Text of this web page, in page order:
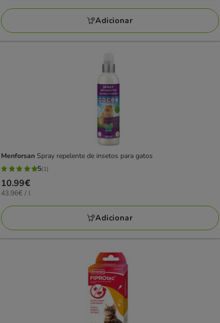
avaliações
25.99€
Adicionar
Menforsan Spray repelente de insetos para gatos
5
estrelas
com
1
avaliações
5(1)
Preço
10.99€
10.99€
43.96€
L
43.96€ / l
Adicionar